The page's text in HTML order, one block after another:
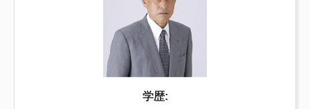
学歴: